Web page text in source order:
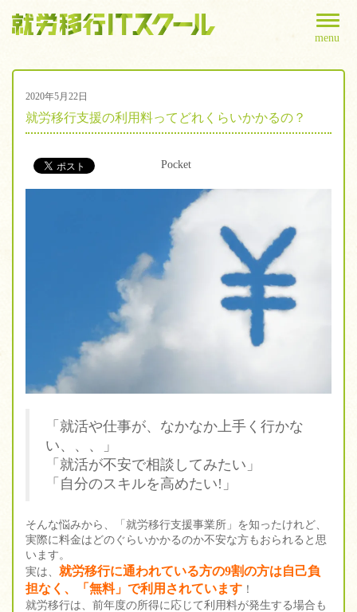
menu
2020年5月22日
就労移行支援の利用料ってどれくらいかかるの？
Pocket
「就活や仕事が、なかなか上手く行かな
い、、、」
「就活が不安で相談してみたい」
「自分のスキルを高めたい!」
そんな悩みから、「就労移行支援事業所」を知ったけれど、
実際に料金はどのぐらいかかるのか不安な方もおられると思
います。
実は、 就労移行に通われている方の9割の方は自己負
担なく、「無料」で利用されています ！
就労移行は、前年度の所得に応じて利用料が発生する場合も